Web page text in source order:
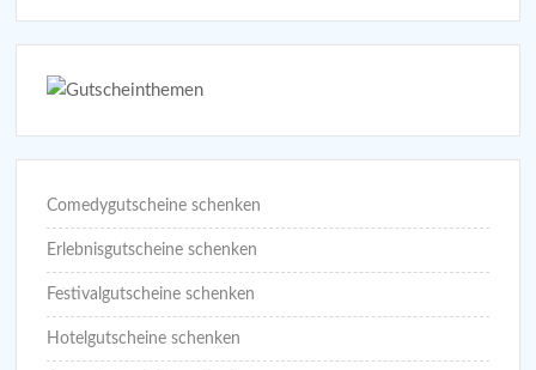
Comedygutscheine schenken
Erlebnisgutscheine schenken
Festivalgutscheine schenken
Hotelgutscheine schenken